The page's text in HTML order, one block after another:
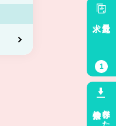
最近見た
1
保存した